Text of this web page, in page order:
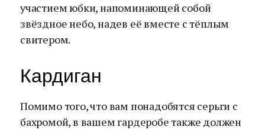
участием юбки, напоминающей собой
звёздное небо, надев её вместе с тёплым
свитером.
Кардиган
Помимо того, что вам понадобятся серьги с
бахромой, в вашем гардеробе также должен